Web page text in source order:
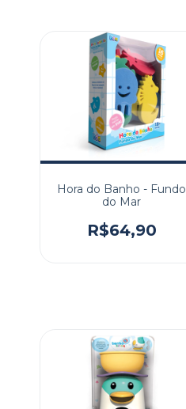
Hora do Banho - Fundo
do Mar
R$64,90